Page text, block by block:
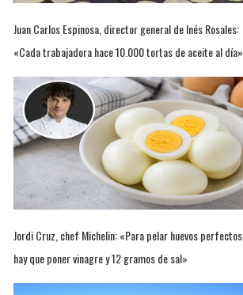
Juan Carlos Espinosa, director general de Inés Rosales:
«Cada trabajadora hace 10.000 tortas de aceite al día»
Jordi Cruz, chef Michelin: «Para pelar huevos perfectos
hay que poner vinagre y 12 gramos de sal»